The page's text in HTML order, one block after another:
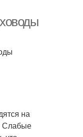
на
Слабые